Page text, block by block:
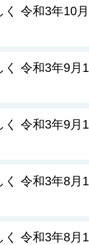
く 令和3年10
く 令和3年9月
く 令和3年9月
く 令和3年8月
く 令和3年8月